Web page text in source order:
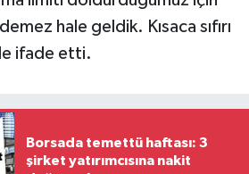
hale geldik. Kısaca sıfırı
ifade etti.
Borsada temettü haftası: 3
şirket yatırımcısına nakit